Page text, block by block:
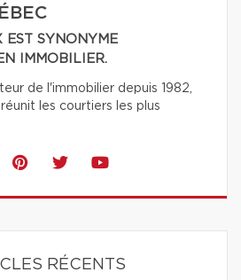
EST SYNONYME
IMMOBILIER.
de l'immobilier depuis 1982,
les courtiers les plus
RÉCENTS